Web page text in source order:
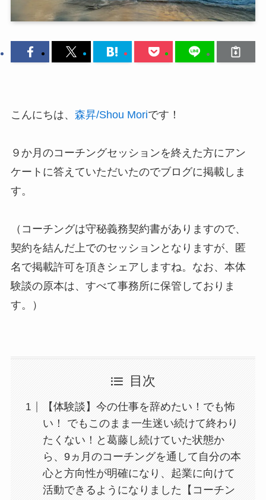
こんにちは、 森昇/Shou Moriです！
９か月のコーチングセッションを終えた方にアン
ケートに答えていただいたのでブログに掲載しま
す。
（コーチングは守秘義務契約書がありますので、
契約を結んだ上でのセッションとなりますが、匿
名で掲載許可を頂きシェアしますね。なお、本体
験談の原本は、すべて事務所に保管しておりま
す。）
目次
【体験談】今の仕事を辞めたい！でも怖
い！ でもこのまま一生迷い続けて終わり
たくない！と葛藤し続けていた状態か
ら、9ヵ月のコーチングを通して自分の本
心と方向性が明確になり、起業に向けて
活動できるようになりました【コーチン